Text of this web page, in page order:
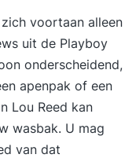
voortaan alleen
uit de Playboy
onderscheidend,
apenpak of een
Lou Reed kan
wasbak. U mag
van dat